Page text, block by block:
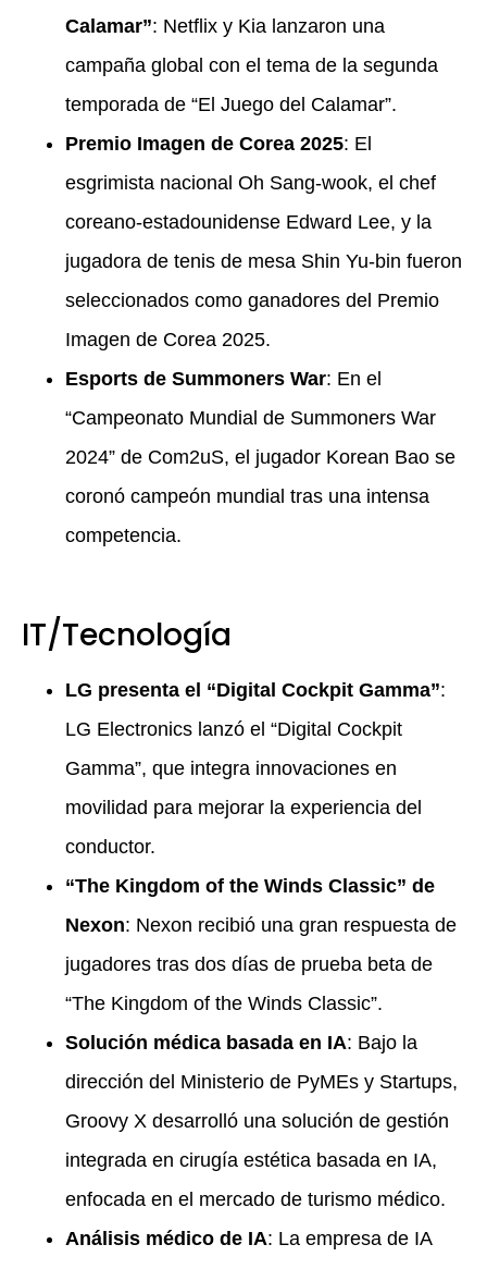
Calamar”: Netflix y Kia lanzaron una
campaña global con el tema de la segunda
temporada de “El Juego del Calamar”.
Premio Imagen de Corea 2025: El
esgrimista nacional Oh Sang-wook, el chef
coreano-estadounidense Edward Lee, y la
jugadora de tenis de mesa Shin Yu-bin fueron
seleccionados como ganadores del Premio
Imagen de Corea 2025.
Esports de Summoners War: En el
“Campeonato Mundial de Summoners War
2024” de Com2uS, el jugador Korean Bao se
coronó campeón mundial tras una intensa
competencia.
IT/Tecnología
LG presenta el “Digital Cockpit Gamma”:
LG Electronics lanzó el “Digital Cockpit
Gamma”, que integra innovaciones en
movilidad para mejorar la experiencia del
conductor.
“The Kingdom of the Winds Classic” de
Nexon: Nexon recibió una gran respuesta de
jugadores tras dos días de prueba beta de
“The Kingdom of the Winds Classic”.
Solución médica basada en IA: Bajo la
dirección del Ministerio de PyMEs y Startups,
Groovy X desarrolló una solución de gestión
integrada en cirugía estética basada en IA,
enfocada en el mercado de turismo médico.
Análisis médico de IA: La empresa de IA